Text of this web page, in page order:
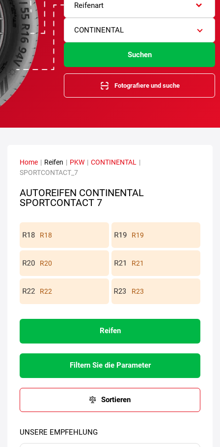
Reifenart
CONTINENTAL
Suchen
Fotografiere und suche
Home | Reifen | PKW | CONTINENTAL
|
SPORTCONTACT_7
AUTOREIFEN CONTINENTAL
SPORTCONTACT 7
R18 R19
R20 R21
R22 R23
Reifen
Filtern Sie die Parameter
Sortieren
UNSERE EMPFEHLUNG